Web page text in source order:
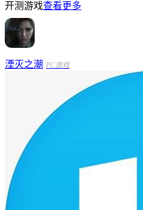
开测游戏查看更多
湮灭之潮 PC游戏